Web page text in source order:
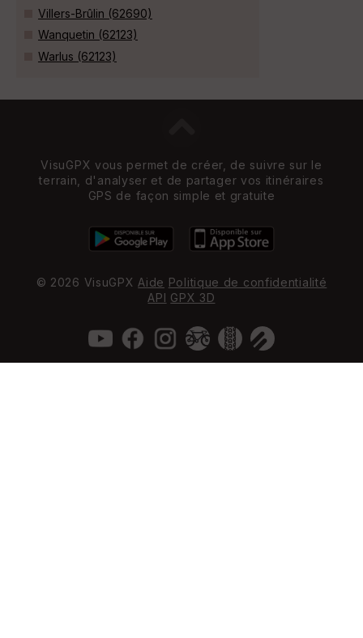
Villers-Brûlin (62690)
Wanquetin (62123)
Warlus (62123)
VisuGPX vous permet de créer, de suivre sur le
terrain, d'analyser et de partager vos itinéraires
GPS de façon simple et gratuite
© 2026 VisuGPX Aide Politique de confidentialité
API GPX 3D